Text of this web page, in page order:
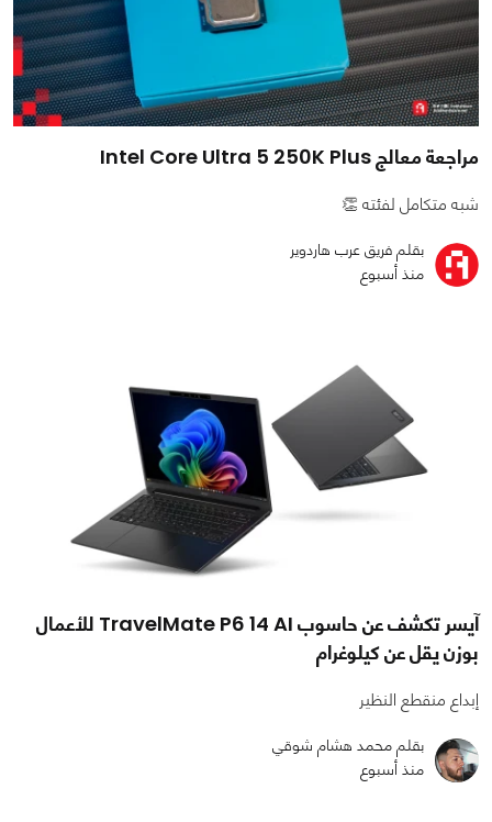
مراجعة معالج Intel Core Ultra 5 250K Plus
شبه متكامل لفئته 👏
بقلم فريق عرب هاردوير
منذ أسبوع
آيسر تكشف عن حاسوب TravelMate P6 14 AI للأعمال
بوزن يقل عن كيلوغرام
إبداع منقطع النظير
بقلم محمد هشام شوقي
منذ أسبوع